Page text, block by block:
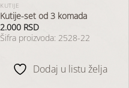
KUTIJE
Kutije-set od 3 komada
2.000 RSD
Šifra proizvoda: 2528-22
Dodaj u listu želja